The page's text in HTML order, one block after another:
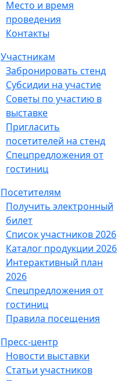
Место и время
проведения
Контакты
Участникам
Забронировать стенд
Субсидии на участие
Советы по участию в
выставке
Пригласить
посетителей на стенд
Спецпредложения от
гостиниц
Посетителям
Получить электронный
билет
Список участников 2026
Каталог продукции 2026
Интерактивный план
2026
Спецпредложения от
гостиниц
Правила посещения
Пресс-центр
Новости выставки
Статьи участников